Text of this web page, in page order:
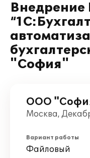
"София"
ООО
Москва,
Вариант работы
Файловый